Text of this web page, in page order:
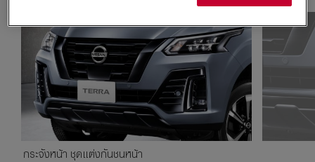
กระจังหน้า ชุดแต่งกันชนหน้า